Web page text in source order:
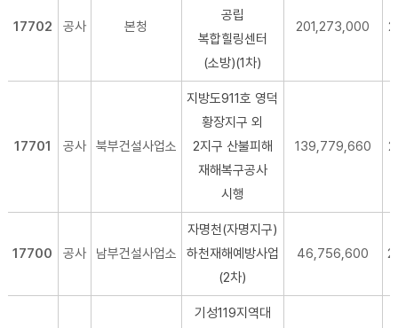
17702 공사 본청
공립
복합힐링센터
(소방)(1차)
201,273,000
17701 공사 북부건설사업소
지방도911호 영덕
황장지구 외
2지구 산불피해
재해복구공사
시행
139,779,660
17700 공사 남부건설사업소
자명천(자명지구)
하천재해예방사업
(2차)
46,756,600
기성119지역대